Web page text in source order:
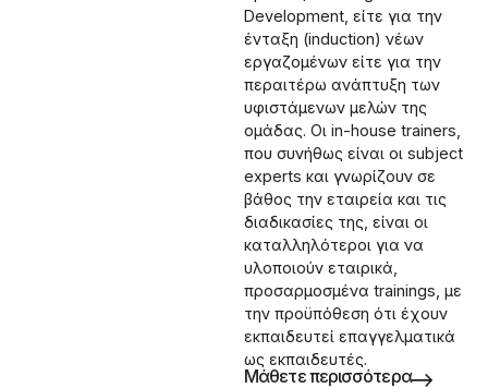
Development, είτε για την
ένταξη (induction) νέων
εργαζομένων είτε για την
περαιτέρω ανάπτυξη των
υφιστάμενων μελών της
ομάδας. Οι in-house trainers,
που συνήθως είναι οι subject
experts και γνωρίζουν σε
βάθος την εταιρεία και τις
διαδικασίες της, είναι οι
καταλληλότεροι για να
υλοποιούν εταιρικά,
προσαρμοσμένα trainings, με
την προϋπόθεση ότι έχουν
εκπαιδευτεί επαγγελματικά
ως εκπαιδευτές.
Μάθετε περισσότερα